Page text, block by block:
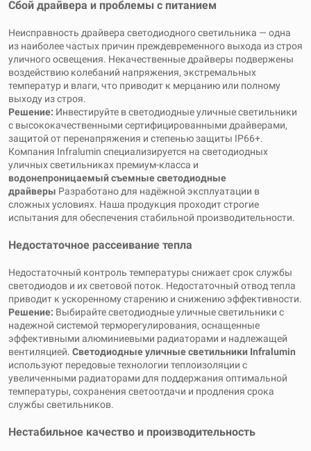
Сбой драйвера и проблемы с питанием
Неисправность драйвера светодиодного светильника — одна
из наиболее частых причин преждевременного выхода из строя
уличного освещения. Некачественные драйверы подвержены
воздействию колебаний напряжения, экстремальных
температур и влаги, что приводит к мерцанию или полному
выходу из строя.
Решение: Инвестируйте в светодиодные уличные светильники
с высококачественными сертифицированными драйверами,
защитой от перенапряжения и степенью защиты IP66+.
Компания Infralumin специализируется на светодиодных
уличных светильниках премиум-класса и
водонепроницаемыйсъемные светодиодные
драйверы Разработано для надёжной эксплуатации в
сложных условиях. Наша продукция проходит строгие
испытания для обеспечения стабильной производительности.
Недостаточное рассеивание тепла
Недостаточный контроль температуры снижает срок службы
светодиодов и их световой поток. Недостаточный отвод тепла
приводит к ускоренному старению и снижению эффективности.
Решение: Выбирайте светодиодные уличные светильники с
надежной системой терморегулирования, оснащенные
эффективными алюминиевыми радиаторами и надлежащей
вентиляцией. Светодиодные уличные светильники Infralumin
используют передовые технологии теплоизоляции с
увеличенными радиаторами для поддержания оптимальной
температуры, сохранения светоотдачи и продления срока
службы светильников.
Нестабильное качество и производительность